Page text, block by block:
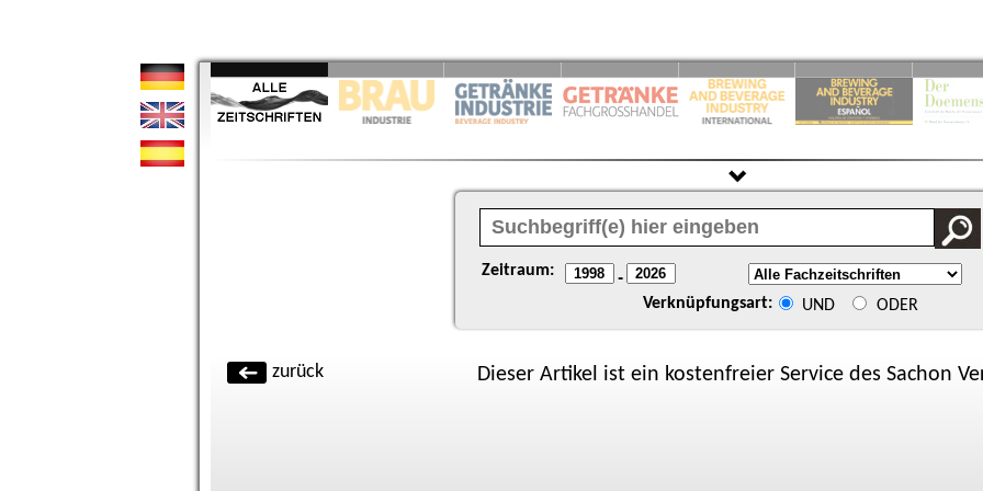
Zeitraum: -
Verknüpfungsart: UND ODER
zurück Dieser Artikel ist ein kostenfreier Service des Sachon